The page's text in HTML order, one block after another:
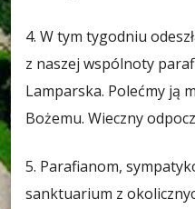
4. W tym tygodniu
z naszej wspólnoty
Lamparska. Polećmy ją
Bożemu. Wieczny
5. Parafianom,
sanktuarium z